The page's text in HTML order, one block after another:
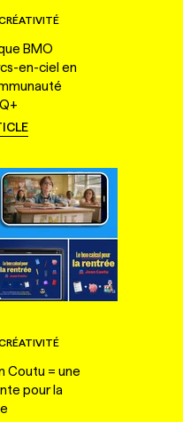
BMO
en-ciel en
Coutu = une
pour la